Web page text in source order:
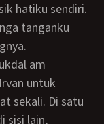
hatiku sendiri.
tanganku
untuk
sekali. Di satu
sisi lain,